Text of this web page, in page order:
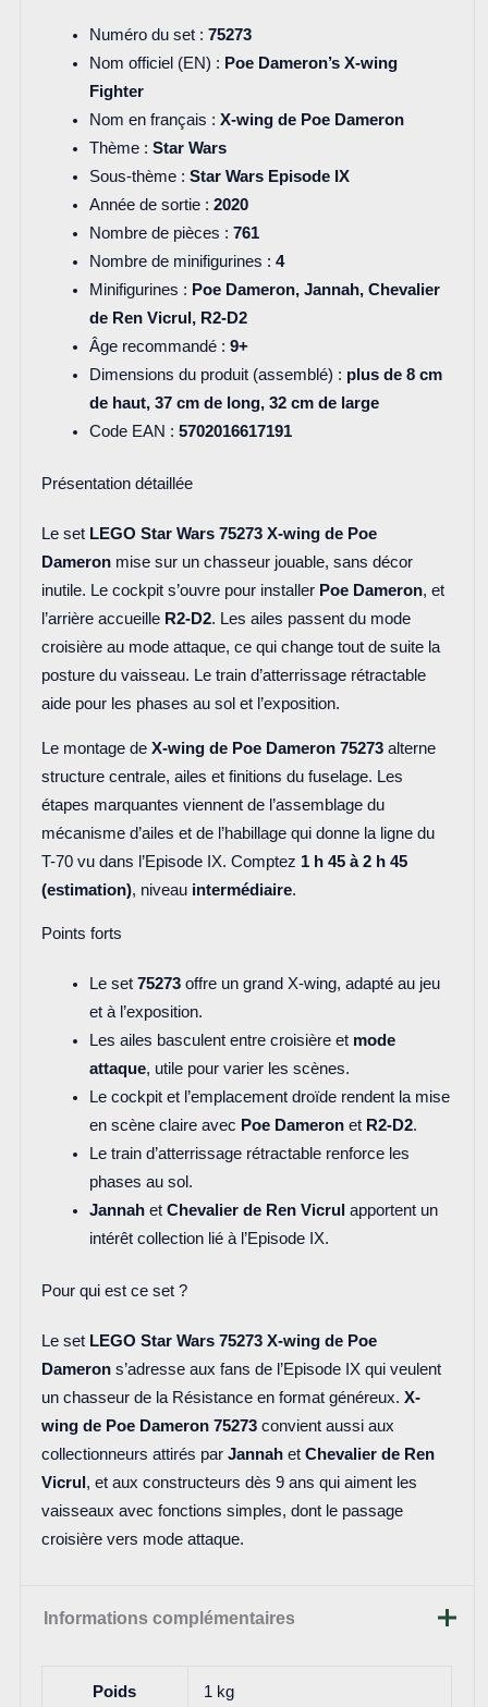
Numéro du set : 75273
Nom officiel (EN) : Poe Dameron’s X-wing
Fighter
Nom en français : X-wing de Poe Dameron
Thème : Star Wars
Sous-thème : Star Wars Episode IX
Année de sortie : 2020
Nombre de pièces : 761
Nombre de minifigurines : 4
Minifigurines : Poe Dameron, Jannah, Chevalier
de Ren Vicrul, R2-D2
Âge recommandé : 9+
Dimensions du produit (assemblé) : plus de 8 cm
de haut, 37 cm de long, 32 cm de large
Code EAN : 5702016617191
Présentation détaillée
Le set LEGO Star Wars 75273 X-wing de Poe
Dameronmise sur un chasseur jouable, sans décor
inutile. Le cockpit s’ouvre pour installer Poe Dameron, et
l’arrière accueille R2-D2. Les ailes passent du mode
croisière au mode attaque, ce qui change tout de suite la
posture du vaisseau. Le train d’atterrissage rétractable
aide pour les phases au sol et l’exposition.
Le montage de X-wing de Poe Dameron 75273alterne
structure centrale, ailes et finitions du fuselage. Les
étapes marquantes viennent de l’assemblage du
mécanisme d’ailes et de l’habillage qui donne la ligne du
T-70 vu dans l’Episode IX. Comptez 1 h 45 à 2 h 45
(estimation), niveau intermédiaire.
Points forts
Le set 75273offre un grand X-wing, adapté au jeu
et à l’exposition.
Les ailes basculent entre croisière et mode
attaque, utile pour varier les scènes.
Le cockpit et l’emplacement droïde rendent la mise
en scène claire avec Poe Dameronet R2-D2.
Le train d’atterrissage rétractable renforce les
phases au sol.
Jannahet Chevalier de Ren Vicrul apportent un
intérêt collection lié à l’Episode IX.
Pour qui est ce set ?
Le set LEGO Star Wars 75273 X-wing de Poe
Damerons’adresse aux fans de l’Episode IX qui veulent
un chasseur de la Résistance en format généreux. X-
wing de Poe Dameron 75273convient aussi aux
collectionneurs attirés par Jannahet Chevalier de Ren
Vicrul , et aux constructeurs dès 9 ans qui aiment les
vaisseaux avec fonctions simples, dont le passage
croisière vers mode attaque.
Informations complémentaires
Poids 1 kg